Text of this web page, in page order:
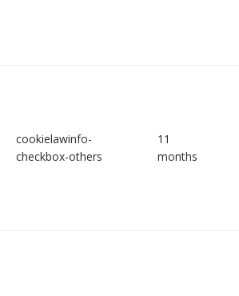
cookielawinfo-
checkbox-others
11
months